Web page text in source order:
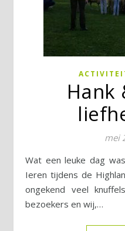
Hank
mei
Wat een leuke dag was het weer in Hank met de
Ieren tijdens de
ongekend veel
bezoekers en wij,…